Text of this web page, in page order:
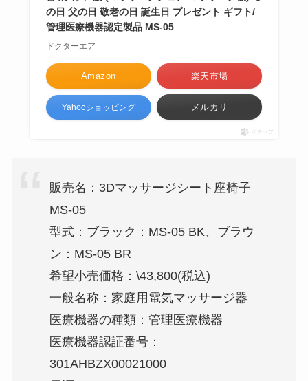
の日 父の日 敬老の日 誕生日 プレゼント ギフト/
管理医療機器認定製品 MS-05
ドクターエア
Amazon 楽天市場
Yahooショッピング メルカリ
ポチップ
販売名：3Dマッサージシート座椅子
MS-05
型式：ブラック：MS-05 BK、ブラウ
ン：MS-05 BR
希望小売価格：\43,800(税込)
一般名称：家庭用電気マッサージ器
医療機器の種類：管理医療機器
医療機器認証番号：
301AHBZX00021000